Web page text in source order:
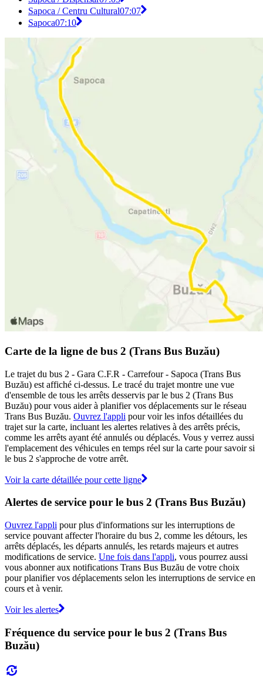
Sapoca / Centru Cultural07:07
Sapoca07:10
Carte de la ligne de bus 2 (Trans Bus Buzău)
Le trajet du bus 2 - Gara C.F.R - Carrefour - Sapoca (Trans Bus
Buzău) est affiché ci-dessus. Le tracé du trajet montre une vue
d'ensemble de tous les arrêts desservis par le bus 2 (Trans Bus
Buzău) pour vous aider à planifier vos déplacements sur le réseau
Trans Bus Buzău. Ouvrez l'appli pour voir les infos détaillées du
trajet sur la carte, incluant les alertes relatives à des arrêts précis,
comme les arrêts ayant été annulés ou déplacés. Vous y verrez aussi
l'emplacement des véhicules en temps réel sur la carte pour savoir si
le bus 2 s'approche de votre arrêt.
Voir la carte détaillée pour cette ligne
Alertes de service pour le bus 2 (Trans Bus Buzău)
Ouvrez l'appli pour plus d'informations sur les interruptions de
service pouvant affecter l'horaire du bus 2, comme les détours, les
arrêts déplacés, les départs annulés, les retards majeurs et autres
modifications de service. Une fois dans l'appli, vous pourrez aussi
vous abonner aux notifications Trans Bus Buzău de votre choix
pour planifier vos déplacements selon les interruptions de service en
cours et à venir.
Voir les alertes
Fréquence du service pour le bus 2 (Trans Bus
Buzău)